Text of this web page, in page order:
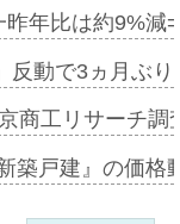
昨年比は約9%
反動で3ヵ月ぶ
商工リサーチ
築戸建』の価